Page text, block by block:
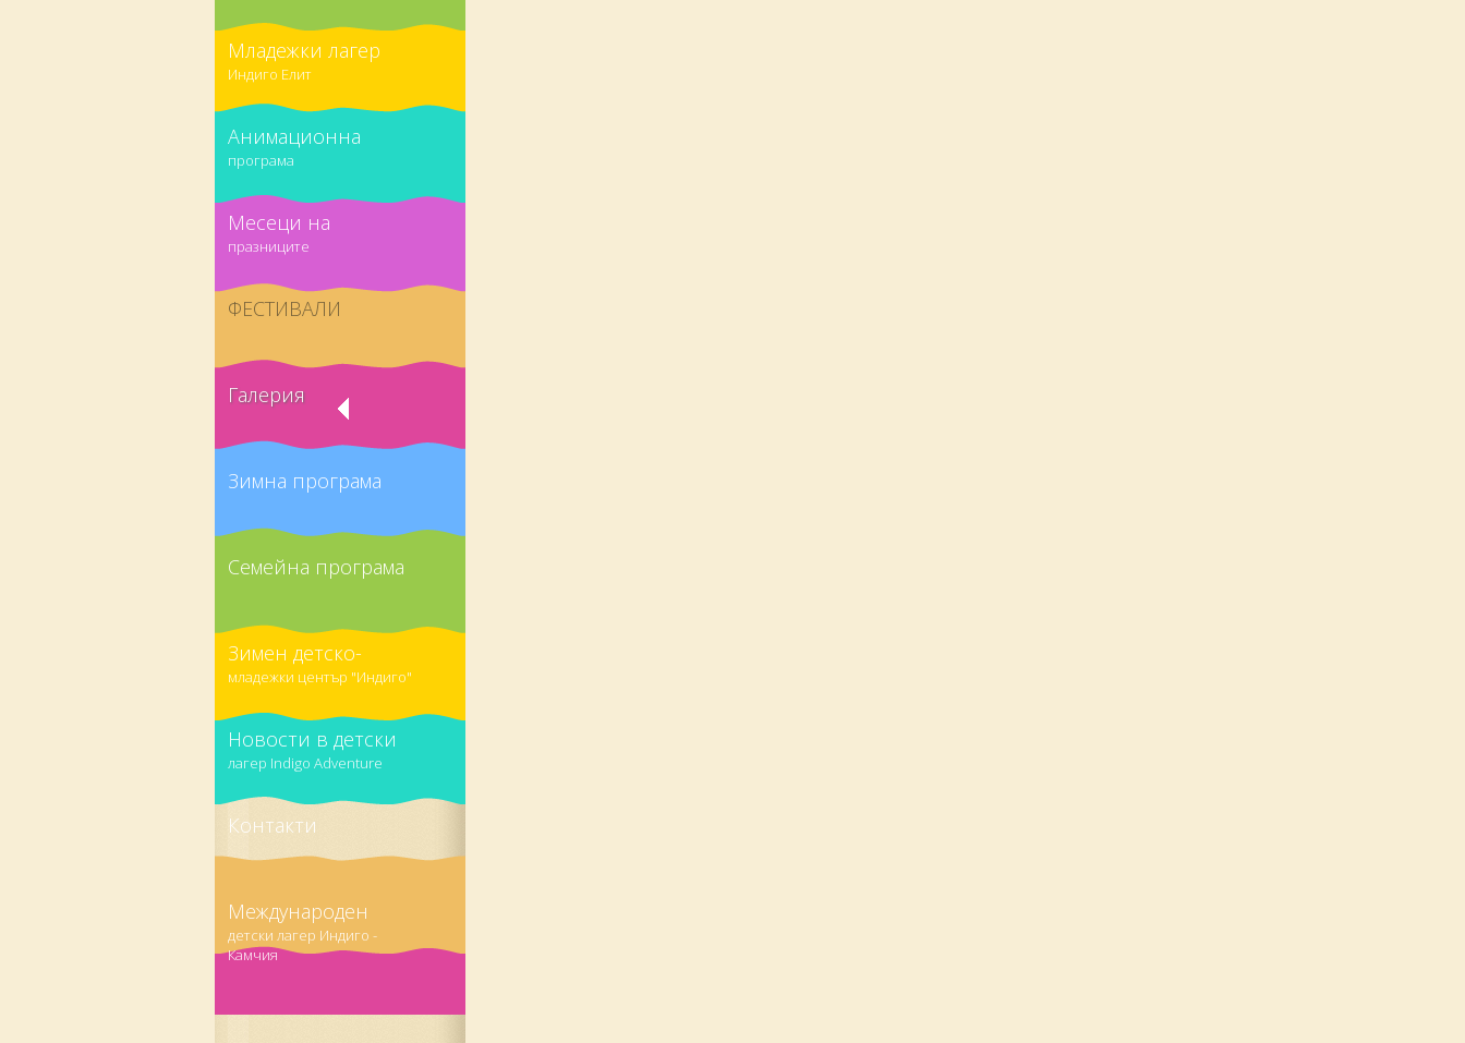
Младежки лагер
Индиго Елит
Анимационна
програма
Месеци на
празниците
ФЕСТИВАЛИ
Галерия
Зимна програма
Семейна програма
Зимен детско-
младежки център "Индиго"
Новости в детски
лагер Indigo Adventure
Контакти
Международен
детски лагер Индиго -
Камчия